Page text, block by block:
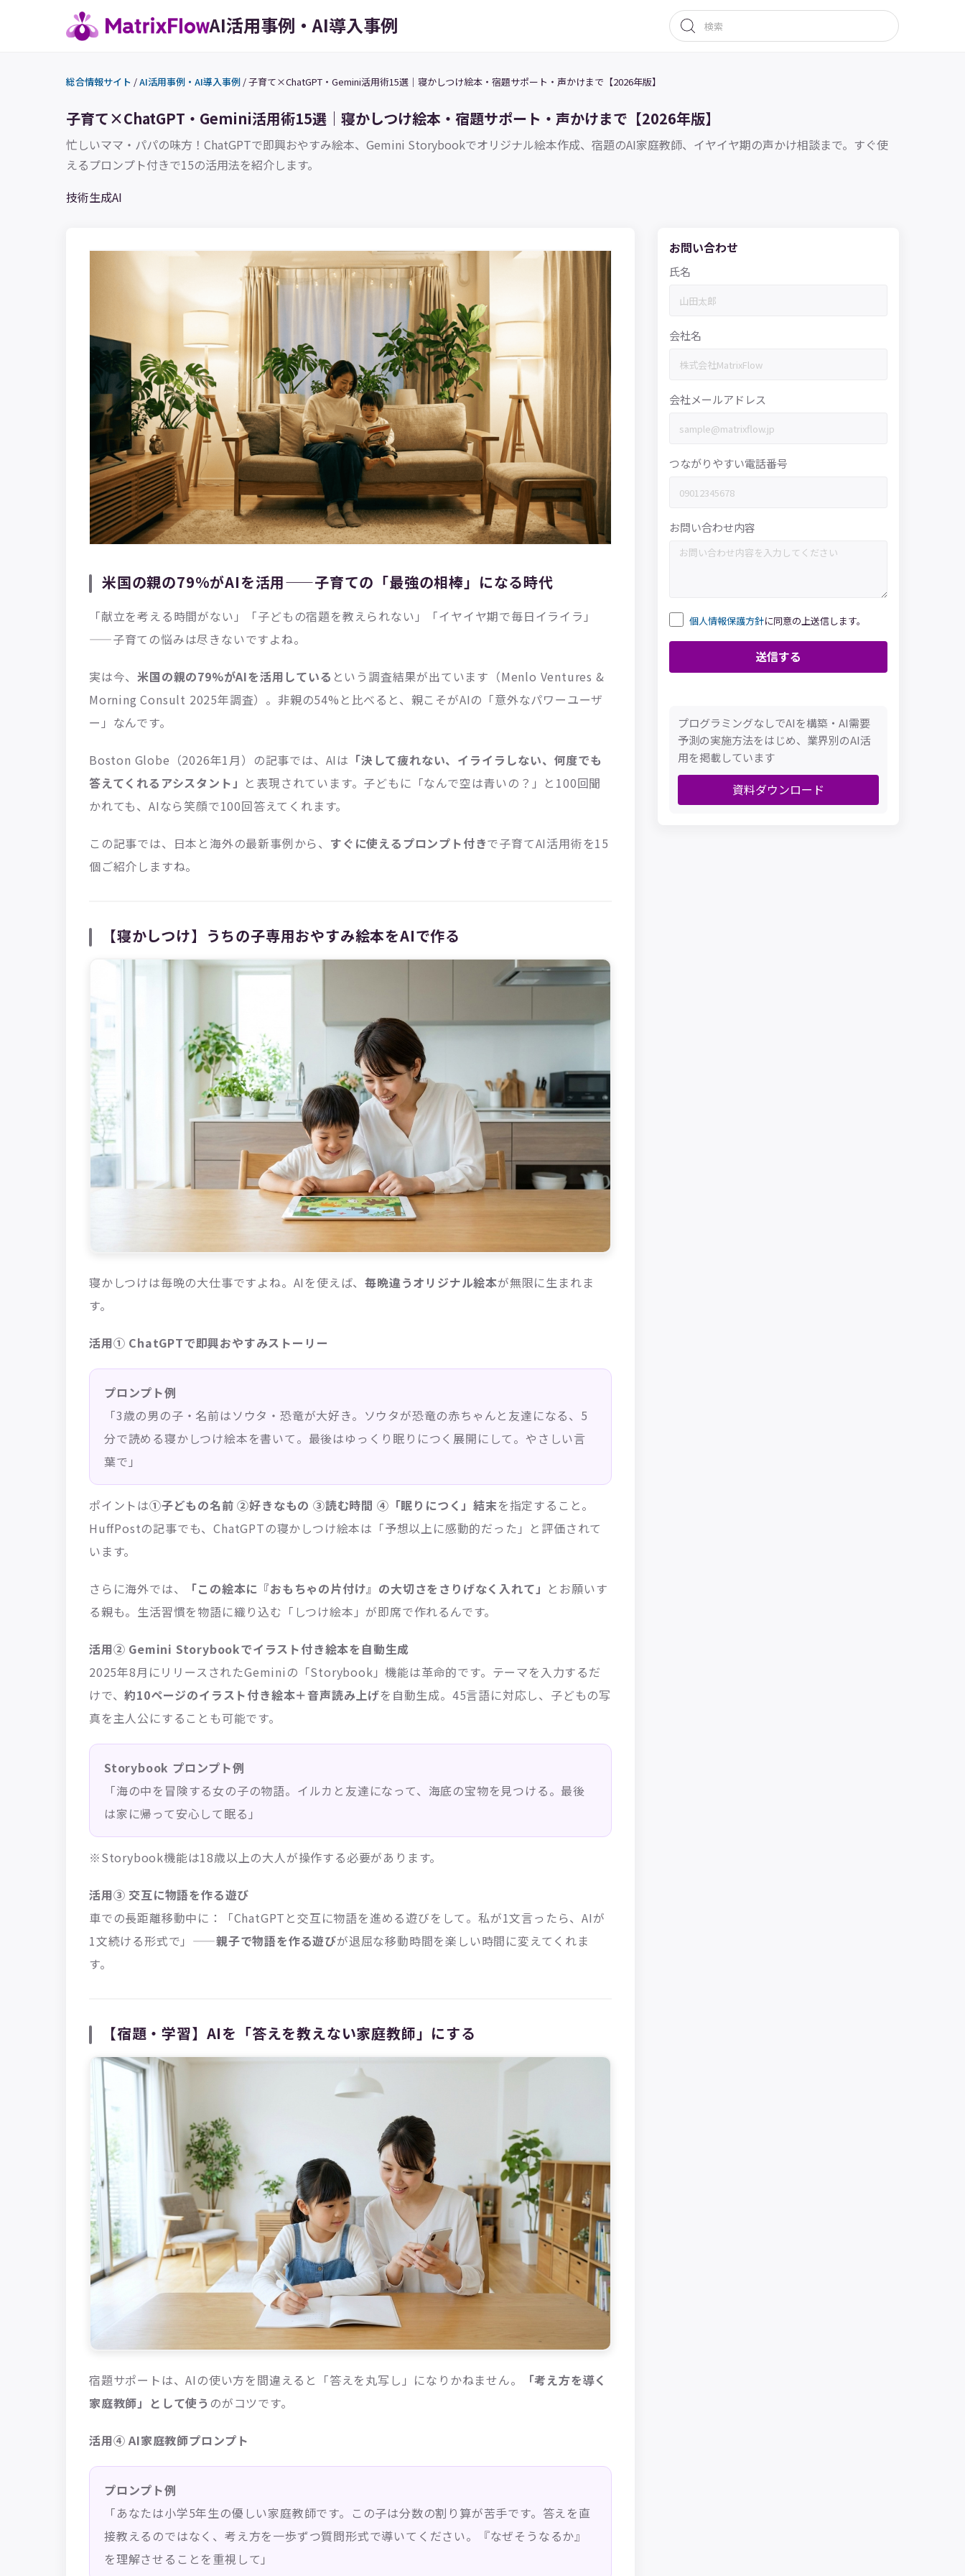
AI活用事例・AI導入事例
総合情報サイト /AI活用事例・AI導入事例 /子育て×ChatGPT・Gemini活用術15選｜寝かしつけ絵本・宿題サポート・声かけまで【2026年版】
子育て×ChatGPT・Gemini活用術15選｜寝かしつけ絵本・宿題サポート・声かけまで【2026年版】
忙しいママ・パパの味方！ChatGPTで即興おやすみ絵本、Gemini Storybookでオリジナル絵本作成、宿題のAI家庭教師、イヤイヤ期の声かけ相談まで。すぐ使
えるプロンプト付きで15の活用法を紹介します。
技術生成AI
米国の親の79%がAIを活用——子育ての「最強の相棒」になる時代
「献立を考える時間がない」「子どもの宿題を教えられない」「イヤイヤ期で毎日イライラ」
——子育ての悩みは尽きないですよね。
実は今、米国の親の79%がAIを活用している という調査結果が出ています（Menlo Ventures &
Morning Consult 2025年調査）。非親の54%と比べると、親こそがAIの「意外なパワーユーザ
ー」なんです。
Boston Globe（2026年1月）の記事では、AIは 「決して疲れない、イライラしない、何度でも
答えてくれるアシスタント」 と表現されています。子どもに「なんで空は青いの？」と100回聞
かれても、AIなら笑顔で100回答えてくれます。
この記事では、日本と海外の最新事例から、 すぐに使えるプロンプト付きで子育てAI活用術を15
個ご紹介しますね。
【寝かしつけ】うちの子専用おやすみ絵本をAIで作る
寝かしつけは毎晩の大仕事ですよね。AIを使えば、毎晩違うオリジナル絵本が無限に生まれま
す。
活用① ChatGPTで即興おやすみストーリー
プロンプト例
「3歳の男の子・名前はソウタ・恐竜が大好き。ソウタが恐竜の赤ちゃんと友達になる、5
分で読める寝かしつけ絵本を書いて。最後はゆっくり眠りにつく展開にして。やさしい言
葉で」
ポイントは①子どもの名前 ②好きなもの ③読む時間 ④「眠りにつく」結末を指定すること。
HuffPostの記事でも、ChatGPTの寝かしつけ絵本は「予想以上に感動的だった」と評価されて
います。
さらに海外では、 「この絵本に『おもちゃの片付け』の大切さをさりげなく入れて」 とお願いす
る親も。生活習慣を物語に織り込む「しつけ絵本」が即席で作れるんです。
活用② Gemini Storybookでイラスト付き絵本を自動生成
2025年8月にリリースされたGeminiの「Storybook」機能は革命的です。テーマを入力するだ
けで、約10ページのイラスト付き絵本＋音声読み上げを自動生成。45言語に対応し、子どもの写
真を主人公にすることも可能です。
Storybook プロンプト例
「海の中を冒険する女の子の物語。イルカと友達になって、海底の宝物を見つける。最後
は家に帰って安心して眠る」
※Storybook機能は18歳以上の大人が操作する必要があります。
活用③ 交互に物語を作る遊び
車での長距離移動中に：「ChatGPTと交互に物語を進める遊びをして。私が1文言ったら、AIが
1文続ける形式で」——親子で物語を作る遊びが退屈な移動時間を楽しい時間に変えてくれま
す。
【宿題・学習】AIを「答えを教えない家庭教師」にする
宿題サポートは、AIの使い方を間違えると「答えを丸写し」になりかねません。
「考え方を導く
家庭教師」として使う のがコツです。
活用④ AI家庭教師プロンプト
プロンプト例
「あなたは小学5年生の優しい家庭教師です。この子は分数の割り算が苦手です。答えを直
接教えるのではなく、考え方を一歩ずつ質問形式で導いてください。『なぜそうなるか』
を理解させることを重視して」
お問い合わせ
氏名
会社名
会社メールアドレス
つながりやすい電話番号
お問い合わせ内容
個人情報保護方針に同意の上送信します。
プログラミングなしでAIを構築・AI需要
予測の実施方法をはじめ、業界別のAI活
用を掲載しています
資料ダウンロード